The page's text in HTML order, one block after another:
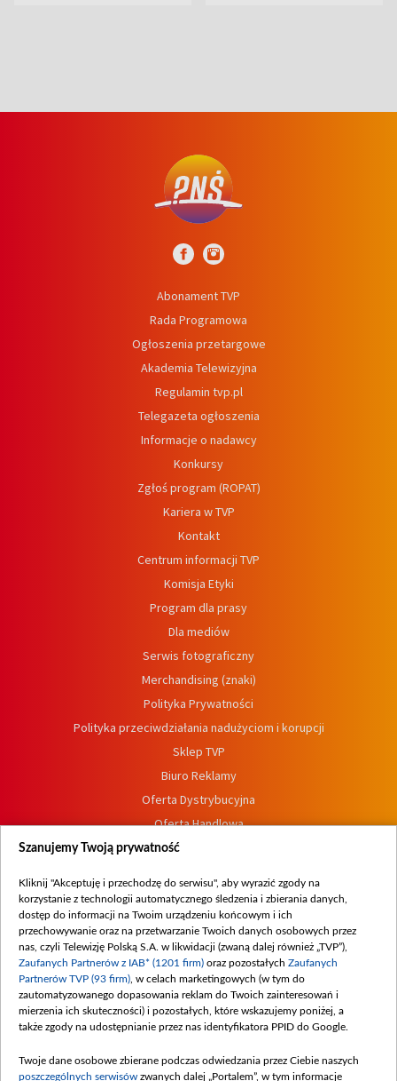
Abonament TVP
Rada Programowa
Ogłoszenia przetargowe
Akademia Telewizyjna
Regulamin tvp.pl
Telegazeta ogłoszenia
Informacje o nadawcy
Konkursy
Zgłoś program (ROPAT)
Kariera w TVP
Kontakt
Centrum informacji TVP
Komisja Etyki
Program dla prasy
Dla mediów
Serwis fotograficzny
Merchandising (znaki)
Polityka Prywatności
Polityka przeciwdziałania nadużyciom i korupcji
Sklep TVP
Biuro Reklamy
Oferta Dystrybucyjna
Oferta Handlowa
Dostępność
Procedura zgłoszeń wewnętrznych
Szanujemy Twoją prywatność
Kliknij "Akceptuję i przechodzę do serwisu", aby wyrazić zgody na
korzystanie z technologii automatycznego śledzenia i zbierania danych,
dostęp do informacji na Twoim urządzeniu końcowym i ich
przechowywanie oraz na przetwarzanie Twoich danych osobowych przez
nas, czyli Telewizję Polską S.A. w likwidacji (zwaną dalej również „TVP”),
Zaufanych Partnerów z IAB* (1201 firm) oraz pozostałych Zaufanych
Partnerów TVP (93 firm) , w celach marketingowych (w tym do
zautomatyzowanego dopasowania reklam do Twoich zainteresowań i
mierzenia ich skuteczności) i pozostałych, które wskazujemy poniżej, a
także zgody na udostępnianie przez nas identyfikatora PPID do Google.
Twoje dane osobowe zbierane podczas odwiedzania przez Ciebie naszych
poszczególnych serwisów zwanych dalej „Portalem”, w tym informacje